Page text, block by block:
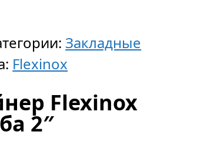
Закладные
Flexinox
Flexinox
2″